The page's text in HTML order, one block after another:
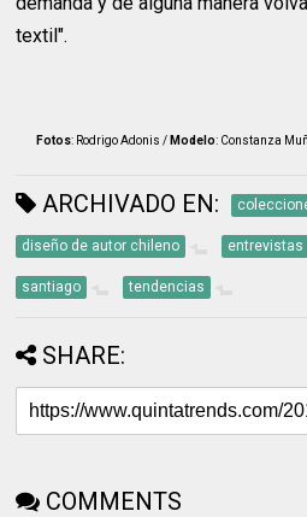
textil".
Fotos: Rodrigo Adonis / Modelo: Constanza
ARCHIVADO EN:
diseño de autor chileno entrevistas
santiago tendencias
SHARE:
COMMENTS